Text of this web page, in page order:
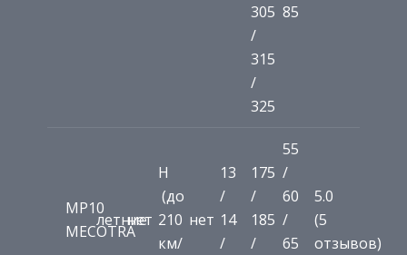
305
/
315
/
325
85
MP10
MECOTRA
летние
нет
H
(до
210
км/
нет
13
/
14
/
175
/
185
/
55
/
60
/
65
5.0
(5
отзывов)